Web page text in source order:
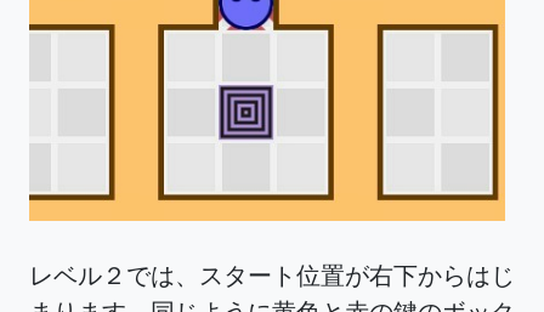
レベル２では、スタート位置が右下からはじ